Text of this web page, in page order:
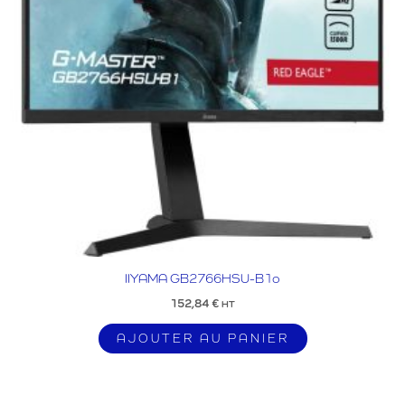
IIYAMA GB2766HSU-B1o
152,84 € HT
AJOUTER AU PANIER